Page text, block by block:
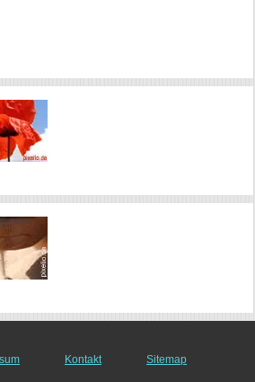
Kontakt
Sitemap